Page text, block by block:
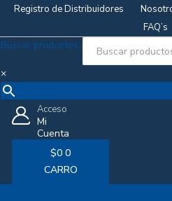
Registro de Distribuidores
FAQ’s
Buscar productos..
×
Acceso
Mi
Cuenta
$0 0
CARRO